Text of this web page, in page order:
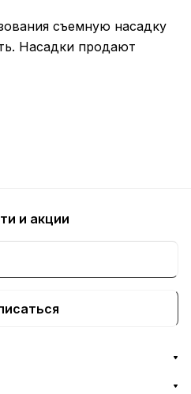
съемную насадку
Насадки продают
и акции